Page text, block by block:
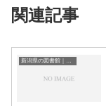
関連記事